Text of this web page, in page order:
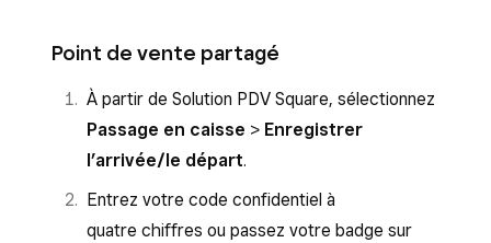
Point de vente partagé
À partir de Solution PDV Square, sélectionnez
Passage en caisse > Enregistrer
l’arrivée/le départ.
Entrez votre code confidentiel à
quatre chiffres ou passez votre badge sur